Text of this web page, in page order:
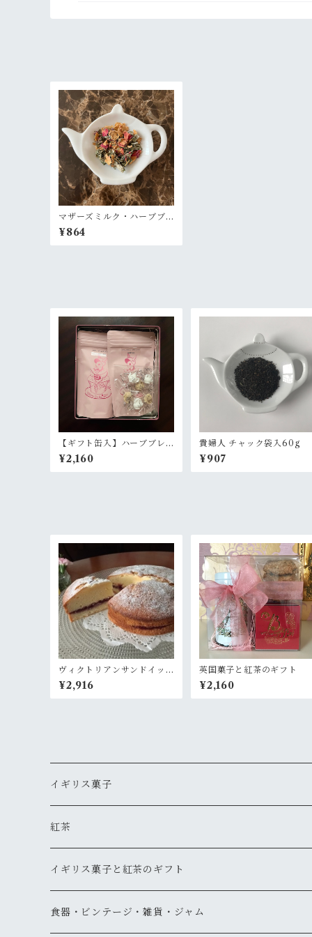
マザーズミルク・ハーブブ
レンドティー(ノンカフェイ
ン)
¥864
【ギフト缶入】ハーブブレ
ンドティー２種セット(ノン
カフェイン)
¥2,160
貴婦人 チャック袋入60g
¥907
ヴィクトリアンサンドイッ
チケーキ 〈ラズベリージャ
ム〉
¥2,916
英国菓子と紅茶のギフト
¥2,160
イギリス菓子
ギフト
紅茶
ティーバッグタイプ
リーフタイプ
イギリス菓子と紅茶のギフト
1000円以下
食器・ビンテージ・雑貨・ジャム